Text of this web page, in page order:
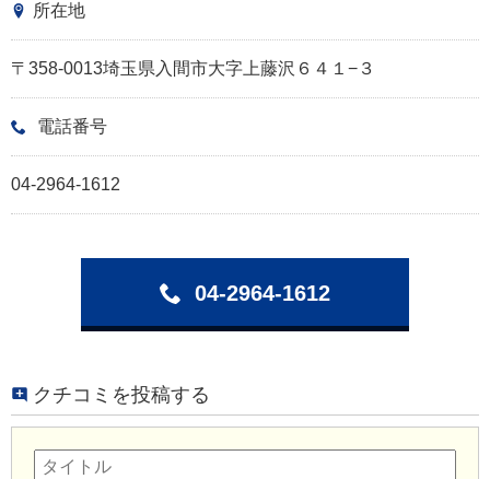
所在地
〒358-0013埼玉県入間市大字上藤沢６４１−３
電話番号
04-2964-1612
04-2964-1612
クチコミを投稿する